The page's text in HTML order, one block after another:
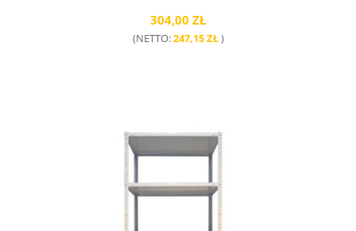
304,00 ZŁ
(NETTO:247,15 ZŁ)